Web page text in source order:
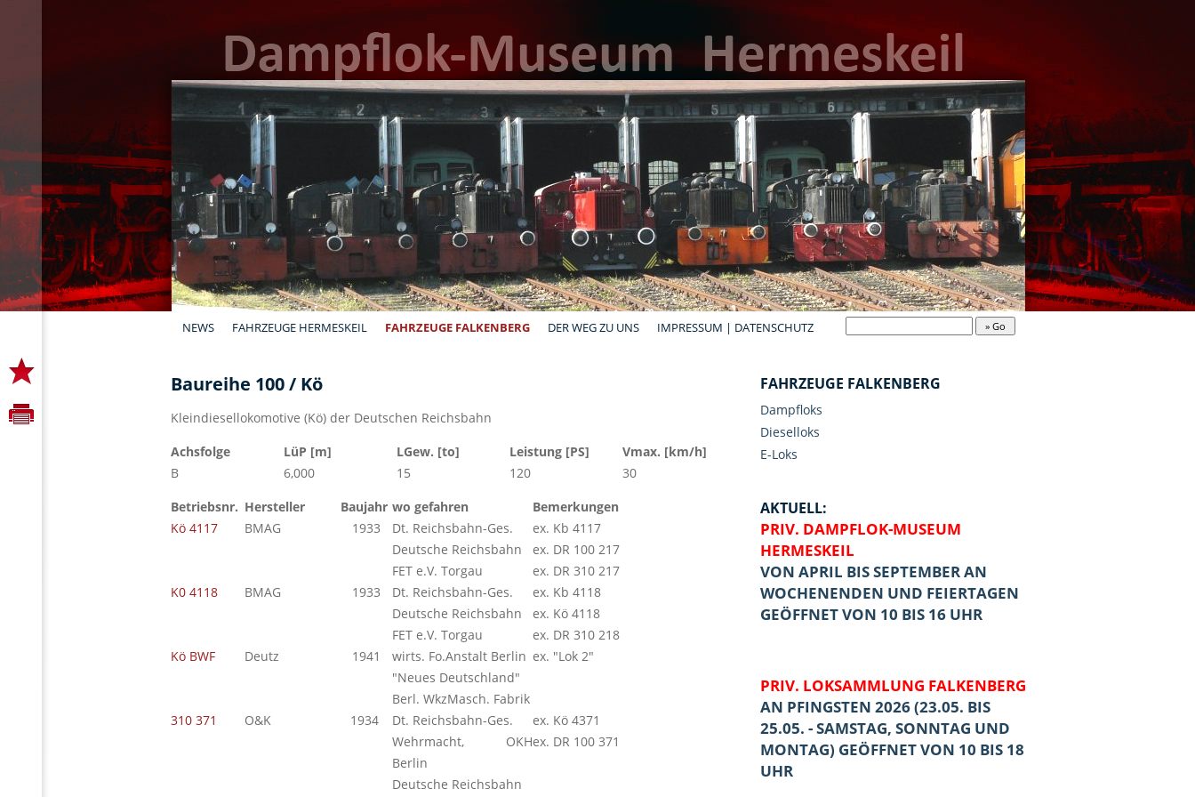
NEWS FAHRZEUGE HERMESKEIL FAHRZEUGE FALKENBERG DER WEG ZU UNS IMPRESSUM | DATENSCHUTZ
Baureihe 100 / Kö
Kleindiesellokomotive (Kö) der Deutschen Reichsbahn
Achsfolge
LüP [m] LGew. [to] Leistung [PS]
Vmax. [km/h]
B
6,000 15 120
30
Betriebsnr. Hersteller Baujahr wo gefahren
Bemerkungen
Kö 4117
BMAG 1933
Dt. Reichsbahn-Ges.
Deutsche Reichsbahn
FET e.V. Torgau
ex. Kb 4117
ex. DR 100 217
ex. DR 310 217
K0 4118
BMAG 1933
Dt. Reichsbahn-Ges.
Deutsche Reichsbahn
FET e.V. Torgau
ex. Kb 4118
ex. Kö 4118
ex. DR 310 218
Kö BWF
Deutz 1941
wirts. Fo.Anstalt Berlin
"Neues Deutschland"
Berl. WkzMasch. Fabrik
ex. "Lok 2"
310 371 O&K 1934
Dt. Reichsbahn-Ges.
Wehrmacht, OKH
Berlin
Deutsche Reichsbahn
ex. Kö 4371
ex. DR 100 371
FAHRZEUGE FALKENBERG
Dampfloks
Dieselloks
E-Loks
AKTUELL:
PRIV. DAMPFLOK-MUSEUM
HERMESKEIL
VON APRIL BIS SEPTEMBER AN
WOCHENENDEN UND FEIERTAGEN
GEÖFFNET VON 10 BIS 16 UHR
PRIV. LOKSAMMLUNG FALKENBERG
AN PFINGSTEN 2026 (23.05. BIS
25.05. - SAMSTAG, SONNTAG UND
MONTAG) GEÖFFNET VON 10 BIS 18
UHR